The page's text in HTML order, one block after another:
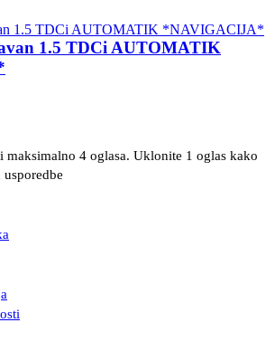
1.5 TDCi AUTOMATIK
maksimalno 4 oglasa. Uklonite 1 oglas kako